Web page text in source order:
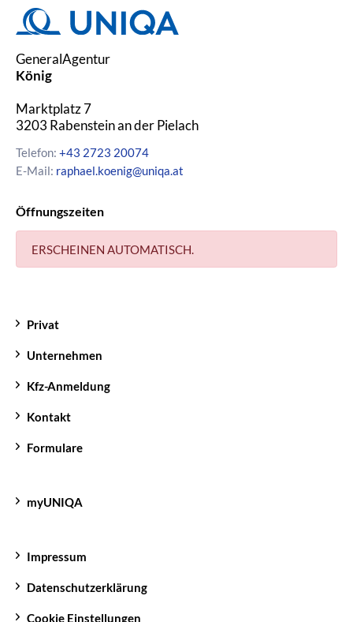
Versicherungsberatung sinnvoll?
ob Familie, Selbstständigkeit oder
Ruhestand. Eine persönliche
Versicherungsberatung stellt
sicher, dass Sie genau die
keine Unterversicherung,
vermeiden eine etwaige
Überversicherung und sparen in
GeneralAgentur
König
Marktplatz 7
3203 Rabenstein an der Pielach
Telefon: +43 2723 20074
E-Mail: raphael.koenig@uniqa.at
Öffnungszeiten
ERSCHEINEN AUTOMATISCH.
Privat
Unternehmen
Kfz-Anmeldung
Kontakt
Formulare
myUNIQA
Impressum
Datenschutzerklärung
Cookie Einstellungen